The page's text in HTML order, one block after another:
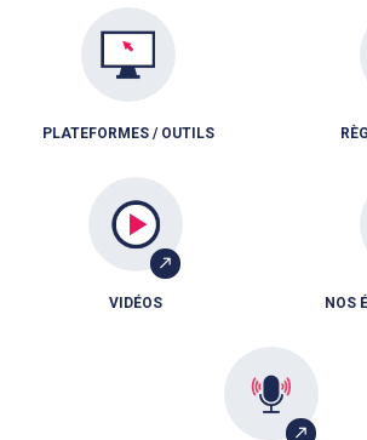
PLATEFORMES / OUTILS
VIDÉOS NOS